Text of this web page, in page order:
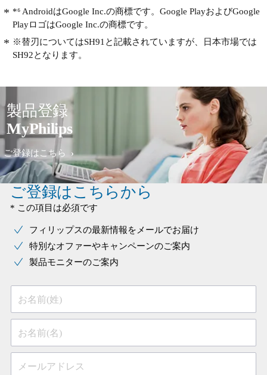
*⁶ AndroidはGoogle Inc.の商標です。Google PlayおよびGoogle
PlayロゴはGoogle Inc.の商標です。
※替刃についてはSH91と記載されていますが、日本市場では
SH92となります。
製品登録
MyPhilips
ご登録はこちら
ご登録はこちらから
* この項目は必須です
フィリップスの最新情報をメールでお届け
特別なオファーやキャンペーンのご案内
製品モニターのご案内
お名前(姓)
お名前(名)
メールアドレス